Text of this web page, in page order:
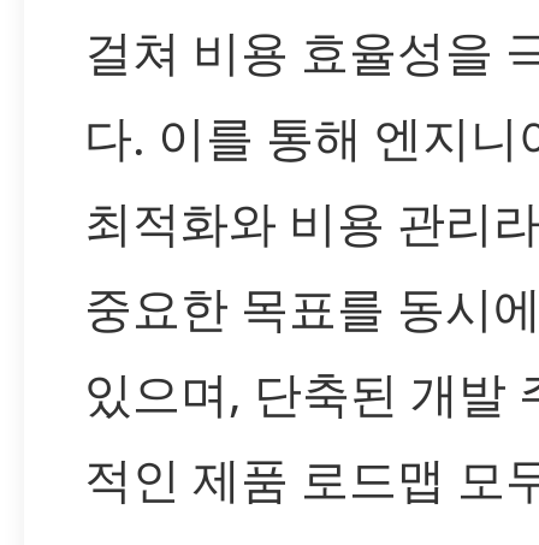
걸쳐 비용 효율성을
다. 이를 통해 엔지니
최적화와 비용 관리
중요한 목표를 동시
있으며, 단축된 개발
적인 제품 로드맵 모